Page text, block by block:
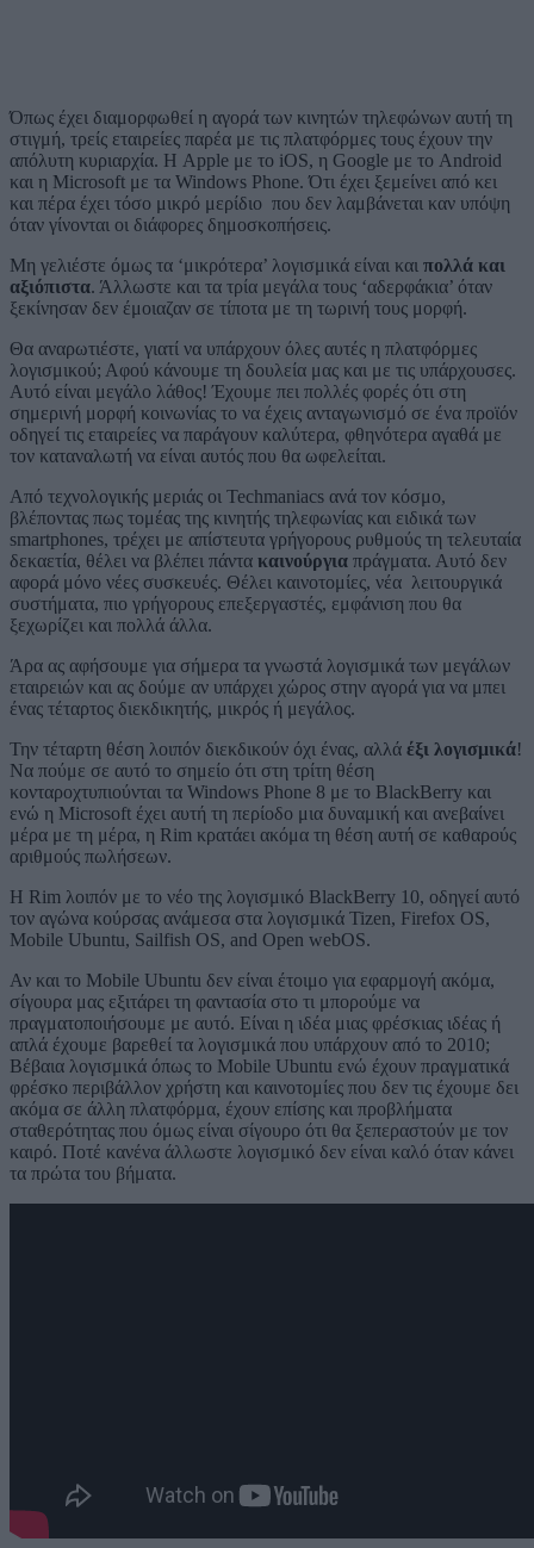
Όπως έχει διαμορφωθεί η αγορά των κινητών τηλεφώνων αυτή τη
στιγμή, τρείς εταιρείες παρέα με τις πλατφόρμες τους έχουν την
απόλυτη κυριαρχία. Η Apple με το iOS, η Google με το Android
και η Microsoft με τα Windows Phone. Ότι έχει ξεμείνει από κει
και πέρα έχει τόσο μικρό μερίδιο που δεν λαμβάνεται καν υπόψη
όταν γίνονται οι διάφορες δημοσκοπήσεις.
Μη γελιέστε όμως τα ‘μικρότερα’ λογισμικά είναι και πολλά και
αξιόπιστα. Άλλωστε και τα τρία μεγάλα τους ‘αδερφάκια’ όταν
ξεκίνησαν δεν έμοιαζαν σε τίποτα με τη τωρινή τους μορφή.
Θα αναρωτιέστε, γιατί να υπάρχουν όλες αυτές η πλατφόρμες
λογισμικού; Αφού κάνουμε τη δουλεία μας και με τις υπάρχουσες.
Αυτό είναι μεγάλο λάθος! Έχουμε πει πολλές φορές ότι στη
σημερινή μορφή κοινωνίας το να έχεις ανταγωνισμό σε ένα προϊόν
οδηγεί τις εταιρείες να παράγουν καλύτερα, φθηνότερα αγαθά με
τον καταναλωτή να είναι αυτός που θα ωφελείται.
Από τεχνολογικής μεριάς οι Techmaniacs ανά τον κόσμο,
βλέποντας πως τομέας της κινητής τηλεφωνίας και ειδικά των
smartphones, τρέχει με απίστευτα γρήγορους ρυθμούς τη τελευταία
δεκαετία, θέλει να βλέπει πάντα καινούργια πράγματα. Αυτό δεν
αφορά μόνο νέες συσκευές. Θέλει καινοτομίες, νέα λειτουργικά
συστήματα, πιο γρήγορους επεξεργαστές, εμφάνιση που θα
ξεχωρίζει και πολλά άλλα.
Άρα ας αφήσουμε για σήμερα τα γνωστά λογισμικά των μεγάλων
εταιρειών και ας δούμε αν υπάρχει χώρος στην αγορά για να μπει
ένας τέταρτος διεκδικητής, μικρός ή μεγάλος.
Την τέταρτη θέση λοιπόν διεκδικούν όχι ένας, αλλά έξι λογισμικά!
Να πούμε σε αυτό το σημείο ότι στη τρίτη θέση
κονταροχτυπιούνται τα Windows Phone 8 με το BlackBerry και
ενώ η Microsoft έχει αυτή τη περίοδο μια δυναμική και ανεβαίνει
μέρα με τη μέρα, η Rim κρατάει ακόμα τη θέση αυτή σε καθαρούς
αριθμούς πωλήσεων.
Η Rim λοιπόν με το νέο της λογισμικό BlackBerry 10, οδηγεί αυτό
τον αγώνα κούρσας ανάμεσα στα λογισμικά Tizen, Firefox OS,
Mobile Ubuntu, Sailfish OS, and Open webOS.
Αν και το Mobile Ubuntu δεν είναι έτοιμο για εφαρμογή ακόμα,
σίγουρα μας εξιτάρει τη φαντασία στο τι μπορούμε να
πραγματοποιήσουμε με αυτό. Είναι η ιδέα μιας φρέσκιας ιδέας ή
απλά έχουμε βαρεθεί τα λογισμικά που υπάρχουν από το 2010;
Βέβαια λογισμικά όπως το Mobile Ubuntu ενώ έχουν πραγματικά
φρέσκο περιβάλλον χρήστη και καινοτομίες που δεν τις έχουμε δει
ακόμα σε άλλη πλατφόρμα, έχουν επίσης και προβλήματα
σταθερότητας που όμως είναι σίγουρο ότι θα ξεπεραστούν με τον
καιρό. Ποτέ κανένα άλλωστε λογισμικό δεν είναι καλό όταν κάνει
τα πρώτα του βήματα.